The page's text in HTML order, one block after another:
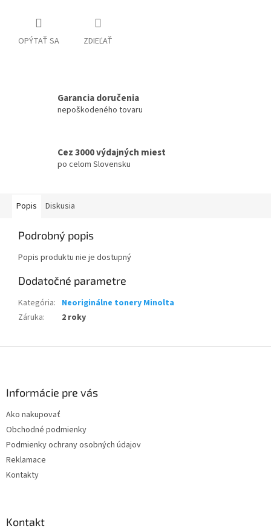
OPÝTAŤ SA ZDIEĽAŤ
Garancia doručenia
nepoškodeného tovaru
Cez 3000 výdajných miest
po celom Slovensku
Popis Diskusia
Podrobný popis
Popis produktu nie je dostupný
Dodatočné parametre
Kategória: Neoriginálne tonery Minolta
Záruka: 2 roky
Informácie pre vás
Ako nakupovať
Obchodné podmienky
Podmienky ochrany osobných údajov
Reklamace
Kontakty
Kontakt